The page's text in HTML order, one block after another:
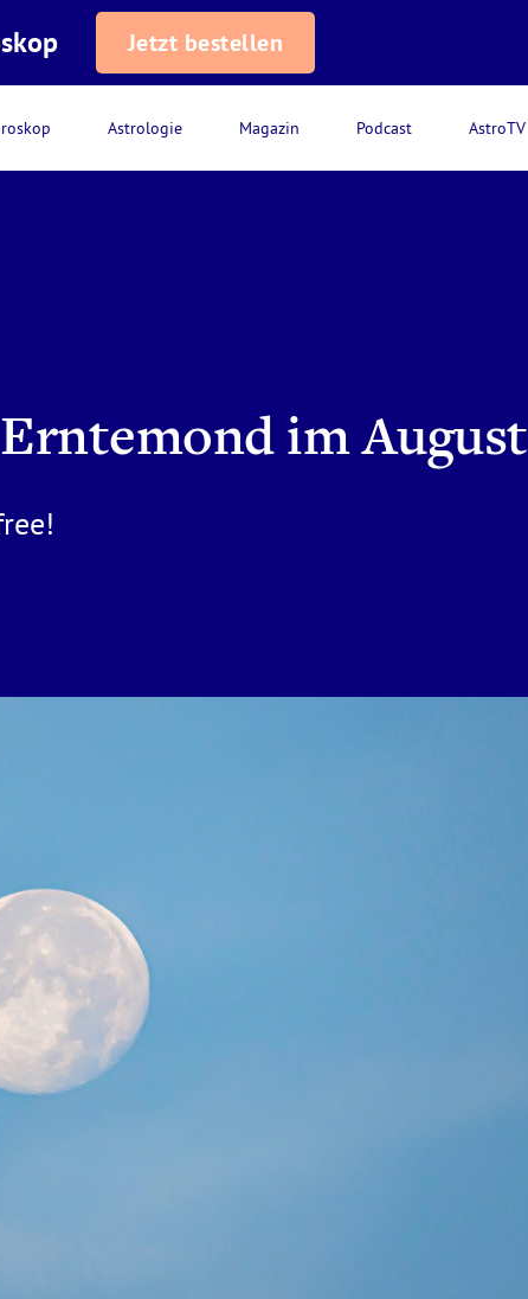
Astrologie Magazin Podcast AstroTV
Jetzt bestellen
im August